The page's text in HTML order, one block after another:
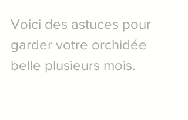
Voici des astuces pour
garder votre orchidée
belle plusieurs mois.